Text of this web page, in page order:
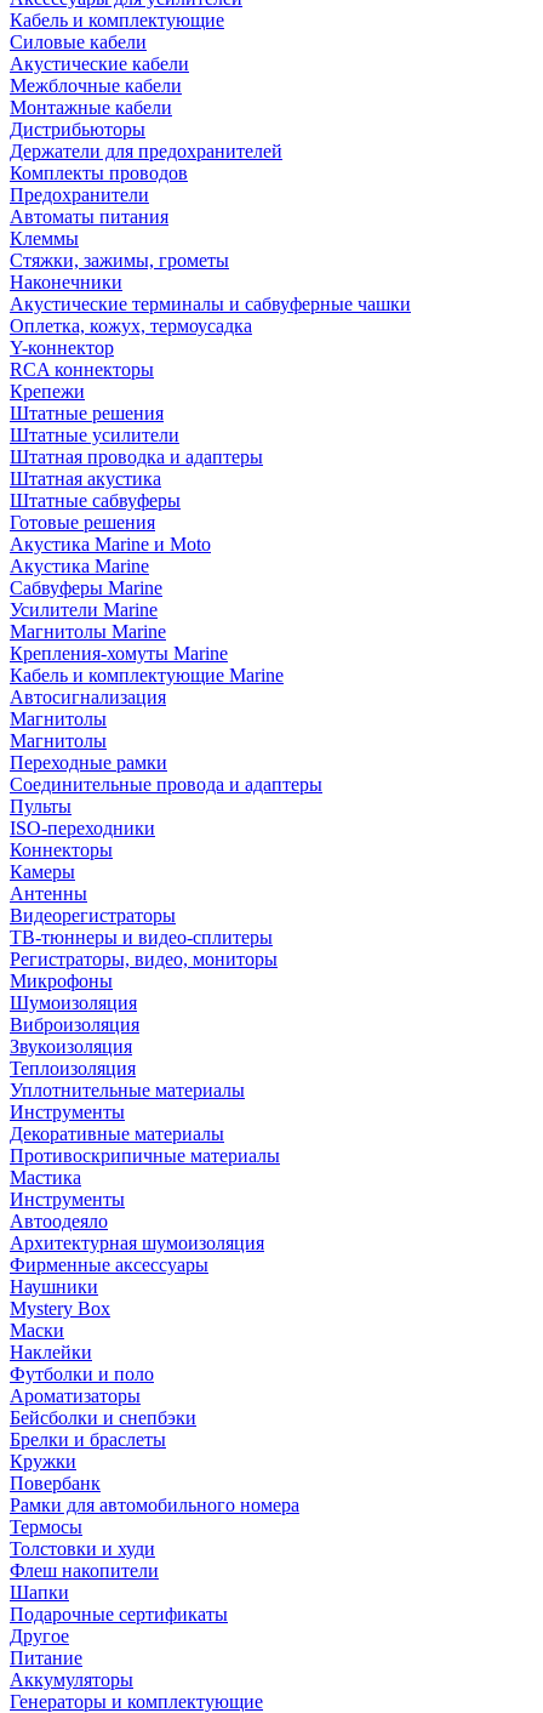
Кабель и комплектующие
Силовые кабели
Акустические кабели
Межблочные кабели
Монтажные кабели
Дистрибьюторы
Держатели для предохранителей
Комплекты проводов
Предохранители
Автоматы питания
Клеммы
Стяжки, зажимы, грометы
Наконечники
Акустические терминалы и сабвуферные чашки
Оплетка, кожух, термоусадка
Y-коннектор
RCA коннекторы
Крепежи
Штатные решения
Штатные усилители
Штатная проводка и адаптеры
Штатная акустика
Штатные сабвуферы
Готовые решения
Акустика Marine и Moto
Акустика Marine
Сабвуферы Marine
Усилители Marine
Магнитолы Marine
Крепления-хомуты Marine
Кабель и комплектующие Marine
Автосигнализация
Магнитолы
Магнитолы
Переходные рамки
Соединительные провода и адаптеры
Пульты
ISO-переходники
Коннекторы
Камеры
Антенны
Видеорегистраторы
ТВ-тюннеры и видео-сплитеры
Регистраторы, видео, мониторы
Микрофоны
Шумоизоляция
Виброизоляция
Звукоизоляция
Теплоизоляция
Уплотнительные материалы
Инструменты
Декоративные материалы
Противоскрипичные материалы
Мастика
Инструменты
Автоодеяло
Архитектурная шумоизоляция
Фирменные аксессуары
Наушники
Mystery Box
Маски
Наклейки
Футболки и поло
Ароматизаторы
Бейсболки и снепбэки
Брелки и браслеты
Кружки
Повербанк
Рамки для автомобильного номера
Термосы
Толстовки и худи
Флеш накопители
Шапки
Подарочные сертификаты
Другое
Питание
Аккумуляторы
Генераторы и комплектующие